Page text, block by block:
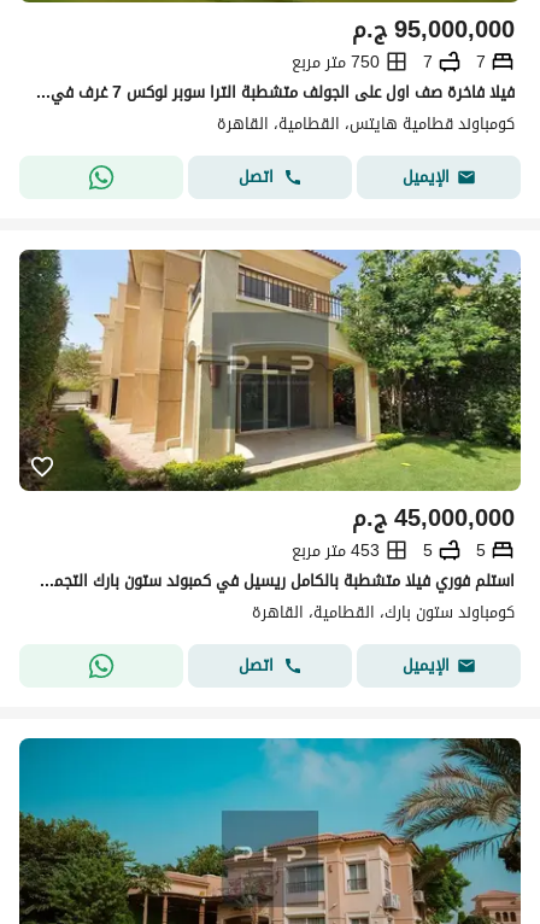
ج.م95,000,000
7
7
750 متر مربع
فيلا فاخرة صف اول على الجولف متشطبة الترا سوبر لوكس 7 غرف في كمباوند قطامية هايتس
كومباوند قطامية هايتس، القطامية، القاهرة
الإيميل
اتصل
ج.م45,000,000
5
5
453 متر مربع
استلم فوري فيلا متشطبة بالكامل ريسيل في كمبوند ستون بارك التجمع Stone Park New Cairo
كومباوند ستون بارك، القطامية، القاهرة
الإيميل
اتصل